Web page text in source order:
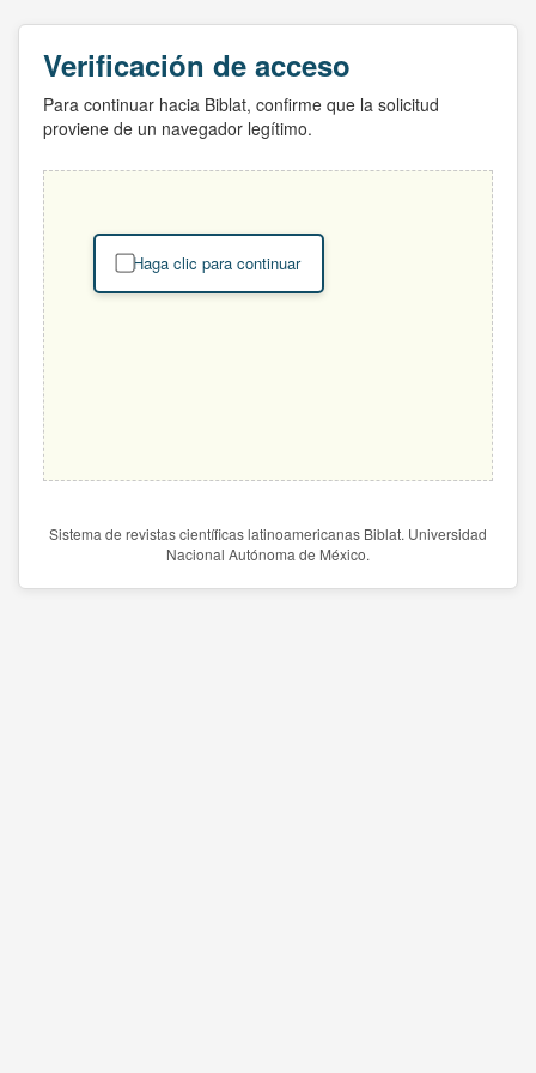
Verificación de acceso
Para continuar hacia Biblat, confirme que la solicitud
proviene de un navegador legítimo.
Haga clic para continuar
Sistema de revistas científicas latinoamericanas Biblat. Universidad
Nacional Autónoma de México.